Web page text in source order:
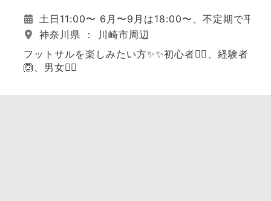
土日11:00〜 6月〜9月は18:00〜、不定期で平日
神奈川県 ： 川崎市周辺
フットサルを楽しみたい方✨✨初心者🙆‍♂️、経験者
🙆、男女🙆‍♀️